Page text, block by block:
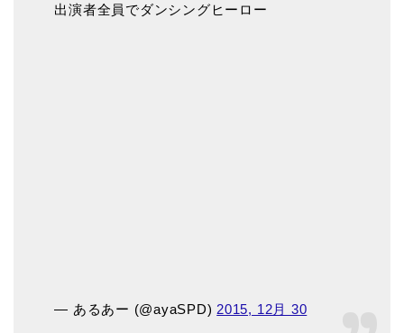
出演者全員でダンシングヒーロー
— あるあー (@ayaSPD) 2015, 12月 30